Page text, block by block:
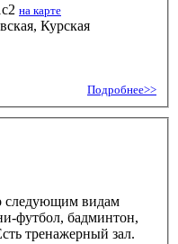
на карте
Курская
Подробнее>>
следующим видам
футбол, бадминтон,
тренажерный зал.